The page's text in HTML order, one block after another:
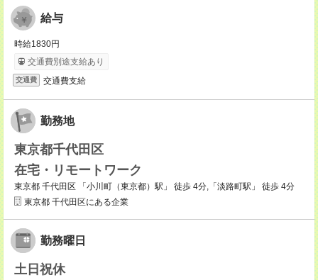
給与
時給1830円
交通費別途支給あり
交通費 交通費支給
勤務地
東京都千代田区
在宅・リモートワーク
東京都 千代田区 「小川町（東京都）駅」 徒歩 4分,「淡路町駅」 徒歩 4分
東京都 千代田区にある企業
勤務曜日
土日祝休